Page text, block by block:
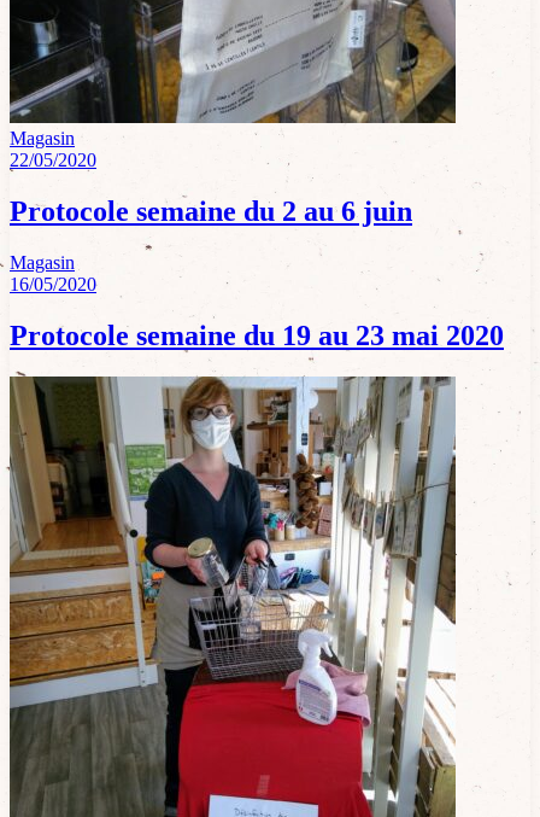
Magasin
22/05/2020
Protocole semaine du 2 au 6 juin
Magasin
16/05/2020
Protocole semaine du 19 au 23 mai 2020